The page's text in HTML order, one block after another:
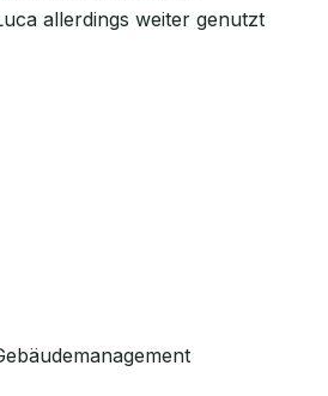
allerdings weiter genutzt